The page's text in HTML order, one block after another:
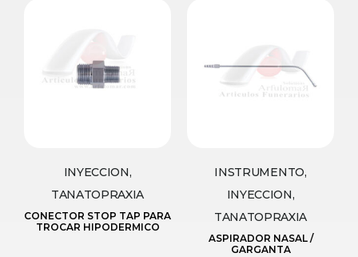
INYECCION,
TANATOPRAXIA
CONECTOR STOP TAP PARA
TROCAR HIPODERMICO
INSTRUMENTO,
INYECCION,
TANATOPRAXIA
ASPIRADOR NASAL /
GARGANTA